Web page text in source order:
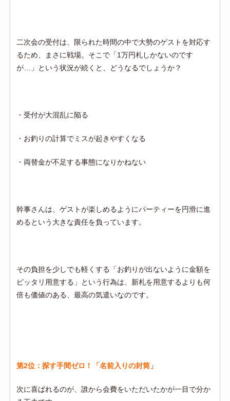
二次会の受付は、限られた時間の中で大勢のゲストを対応す
るため、まさに戦場。そこで「1万円札しかないのです
が…」という状況が続くと、どうなるでしょうか？
・受付が大混乱に陥る
・お釣りの計算でミスが起きやすくなる
・両替金が不足する事態になりかねない
幹事さんは、ゲストが楽しめるようにパーティーを円滑に進
めるという大きな責任を負っています。
その負担を少しでも軽くする「お釣りが出ないように金額を
ピッタリ用意する」という行為は、新札を用意するよりも何
倍も価値のある、最高の気遣いなのです。
第2位：探す手間ゼロ！「名前入りの封筒」
次に喜ばれるのが、誰から会費をいただいたかが一目で分か